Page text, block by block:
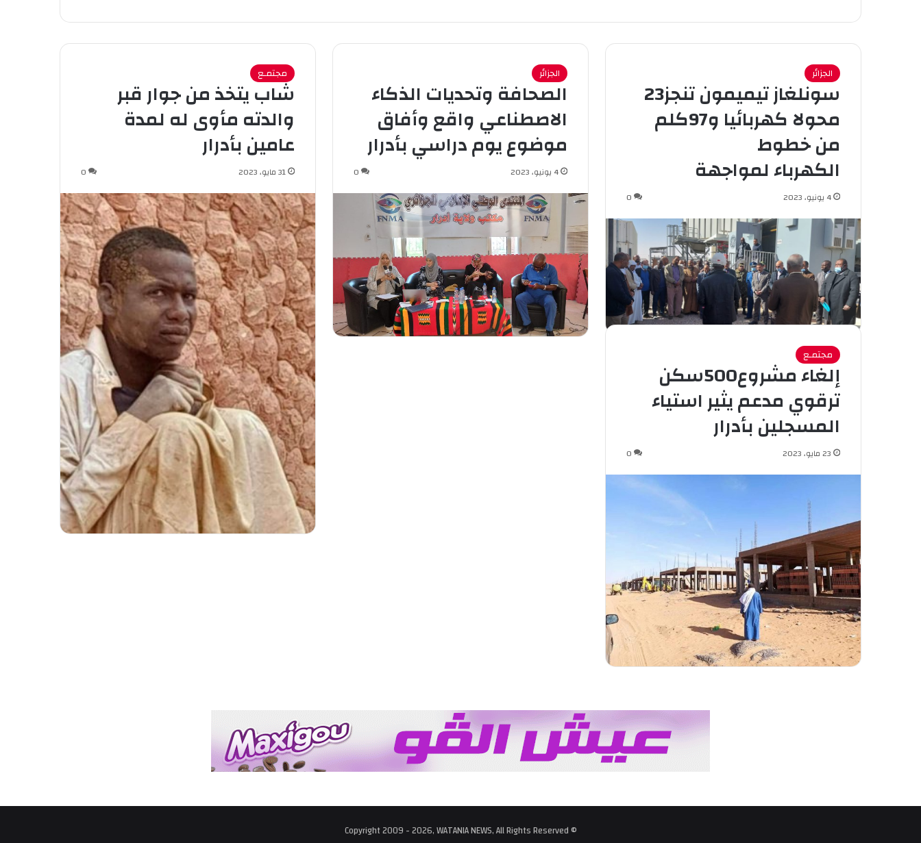
الجزائر
سونلغاز تيميمون تنجز23
محولا كهربائيا و97كلم
من خطوط
الكهرباء لمواجهة
4 يونيو، 2023 0
الجزائر
الصحافة وتحديات الذكاء
الاصطناعي واقع وأفاق
موضوع يوم دراسي بأدرار
4 يونيو، 2023 0
مجتمـع
شاب يتخذ من جوار قبر
والدته مأوى له لمدة
عامين بأدرار
31 مايو، 2023 0
مجتمـع
إلغاء مشروع500سكن
ترقوي مدعم يثير استياء
المسجلين بأدرار
23 مايو، 2023 0
© Copyright 2009 - 2026, WATANIA NEWS, All Rights Reserved